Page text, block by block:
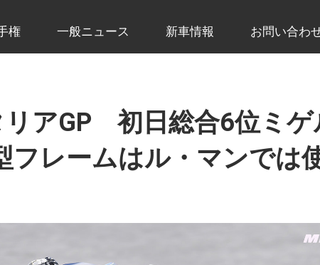
イ
ニ
権 一般ニュース 新車情報 お問い合わ
リアGP 初日総合6位ミゲ
フレームはル・マンでは